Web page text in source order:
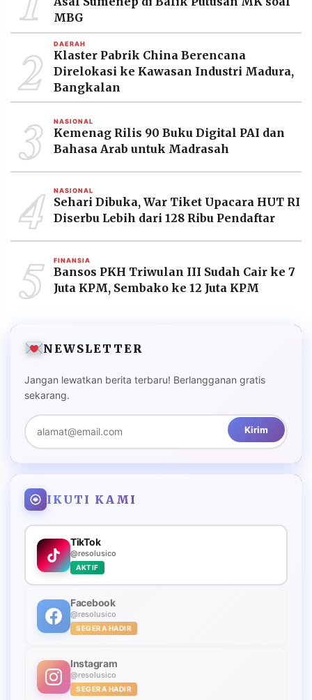
©
Resolusi.co
-
PT.
RESOLUSI
MEDIA
PRAMUDITA
MBG
2 DAERAH
Klaster Pabrik China Berencana
Direlokasi ke Kawasan Industri Madura,
Bangkalan
3 NASIONAL
Kemenag Rilis 90 Buku Digital PAI dan
Bahasa Arab untuk Madrasah
4 NASIONAL
Sehari Dibuka, War Tiket Upacara HUT RI
Diserbu Lebih dari 128 Ribu Pendaftar
5 FINANSIA
Bansos PKH Triwulan III Sudah Cair ke 7
Juta KPM, Sembako ke 12 Juta KPM
NEWSLETTER
Jangan lewatkan berita terbaru! Berlangganan gratis
sekarang.
Kirim
IKUTI KAMI
TikTok
@resolusico
AKTIF
Facebook
@resolusico
SEGERA HADIR
Instagram
@resolusico
SEGERA HADIR